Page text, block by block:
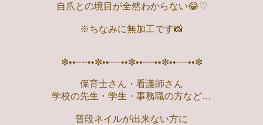
自爪との境目が全然わからない😂♡
※ちなみに無加工です📸
✼••┈┈••✼••┈┈••✼••┈┈••✼••┈┈••✼
保育士さん・看護師さん
学校の先生・学生・事務職の方など…
普段ネイルが出来ない方に